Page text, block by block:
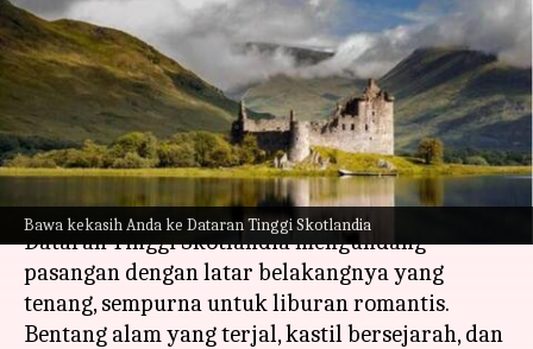
Bawa kekasih Anda ke Dataran Tinggi Skotlandia
Dataran Tinggi Skotlandia:
Rekomendasi teratas untuk
pasangan
menulis Bob Feb 19, 2024 10:42 am
Apa ceritanya
Dataran Tinggi Skotlandia mengundang
pasangan dengan latar belakangnya yang
tenang, sempurna untuk liburan romantis.
Bentang alam yang terjal, kastil bersejarah, dan